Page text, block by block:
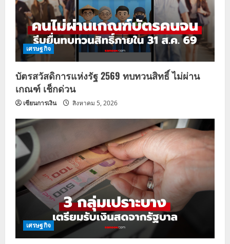
เศรษฐกิจ
บัตรสวัสดิการแห่งรัฐ 2569 ทบทวนสิทธิ์ ไม่ผ่าน
เกณฑ์ เช็กด่วน
เซียนการเงิน สิงหาคม 5, 2026
เศรษฐกิจ